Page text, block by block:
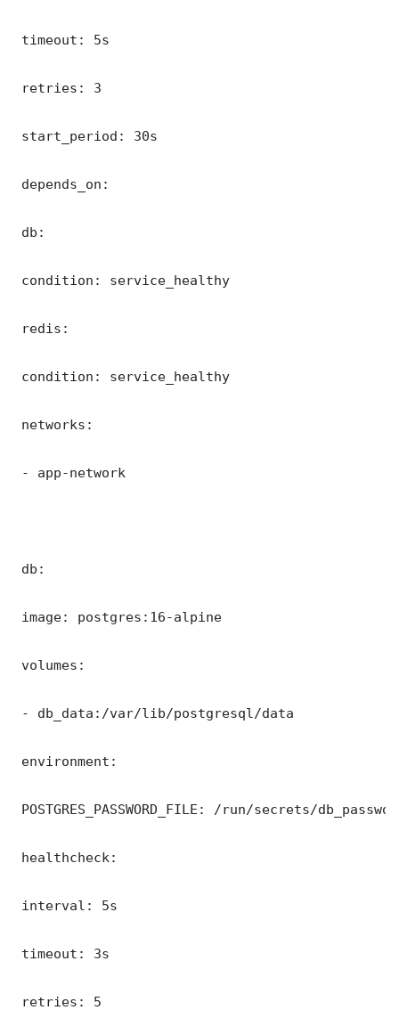
timeout: 5s
retries: 3
start_period: 30s
depends_on:
db:
condition: service_healthy
redis:
condition: service_healthy
networks:
- app-network
db:
image: postgres:16-alpine
volumes:
- db_data:/var/lib/postgresql/data
environment:
POSTGRES_PASSWORD_FILE: /run/secrets/
healthcheck:
interval: 5s
timeout: 3s
retries: 5